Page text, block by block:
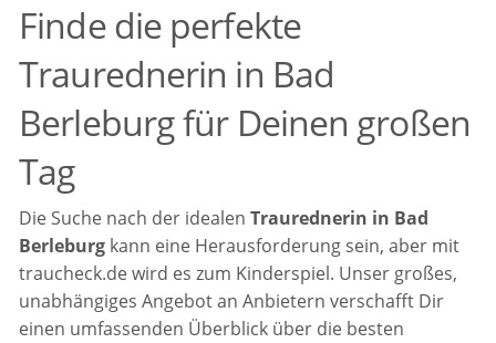
Finde die perfekte
Traurednerin in Bad
Berleburg für Deinen großen
Tag
Die Suche nach der idealenTraurednerin in Bad
Berleburg kann eine Herausforderung sein, aber mit
traucheck.de wird es zum Kinderspiel. Unser großes,
unabhängiges Angebot an Anbietern verschafft Dir
einen umfassenden Überblick über die besten